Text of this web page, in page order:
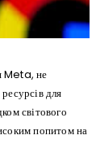
Meta, не
для
світового
попитом на